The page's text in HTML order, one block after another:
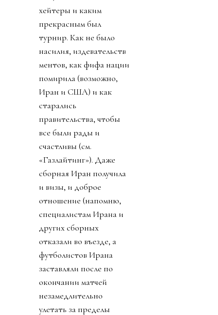
хейтеры и каким
прекрасным был
турнир. Как не было
насилия, издевательств
ментов, как фифа нации
помирила (возможно,
Иран и США) и как
старались
правительства, чтобы
все были рады и
счастливы (см.
«Газлайтинг»). Даже
сборная Иран получила
и визы, и доброе
отношение (напомню,
специалистам Ирана и
других сборных
отказали во въезде, а
футболистов Ирана
заставляли после по
окончании матчей
незамедлительно
улетать за пределы